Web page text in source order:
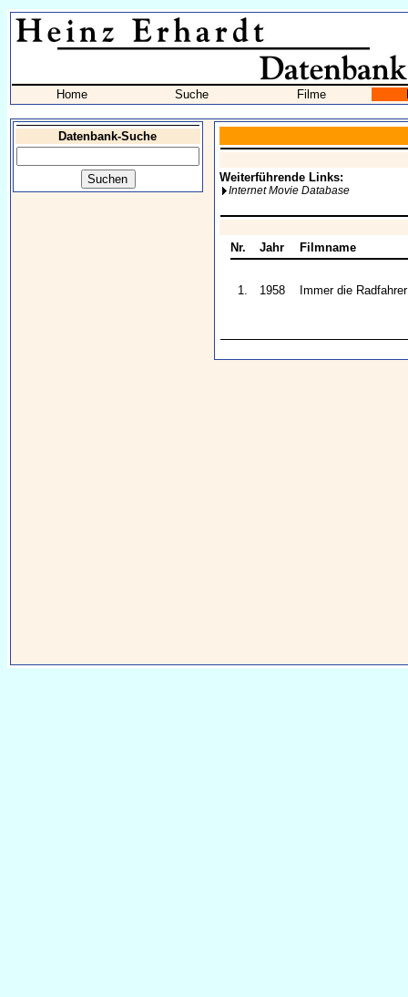
Home Suche Filme
Datenbank-Suche
Weiterführende Links:
Internet Movie Database
Nr. Jahr Filmname
1. 1958 Immer die Radfahrer